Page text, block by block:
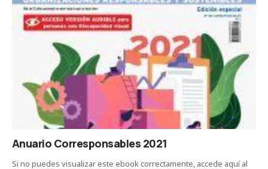
Anuario Corresponsables 2021
Si no puedes visualizar este ebook correctamente, accede aquí al